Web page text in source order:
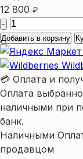
12 800 ₽
−
Добавить в корзину
💳 Оплата и
Оплата
наличными при
банк.
Наличными
продавцом